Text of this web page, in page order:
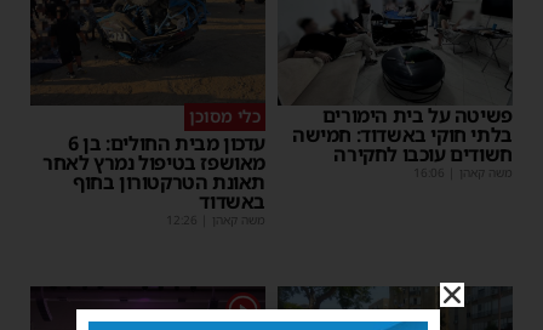
פשיטה על בית הימורים
בלתי חוקי באשדוד: חמישה
חשודים עוכבו לחקירה
משה קאהן |
16:06
כלי מסוכן
עדכון מבית החולים: בן 6
מאושפז בטיפול נמרץ לאחר
תאונת הטרקטורון בחוף
באשדוד
משה קאהן |
12:26
1